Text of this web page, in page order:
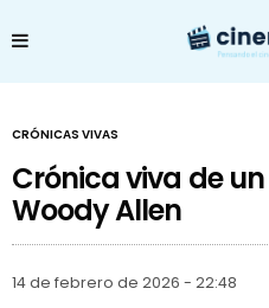
CRÓNICAS VIVAS
Crónica viva de
Woody Allen
14 de febrero de 2026 - 22:48